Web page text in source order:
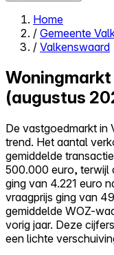
Close menu
Alles-in-één
Reviews
Prijzen
Log in
Probeer Walter gratis
Home
/ Gemeente
/ Valkenswaard
(augustus
De vastgoedmarkt in
trend. Het aantal
gemiddelde
500.000 euro, terwijl
ging van 4.221 euro
vraagprijs ging van
gemiddelde WOZ-
vorig jaar. Deze
een lichte